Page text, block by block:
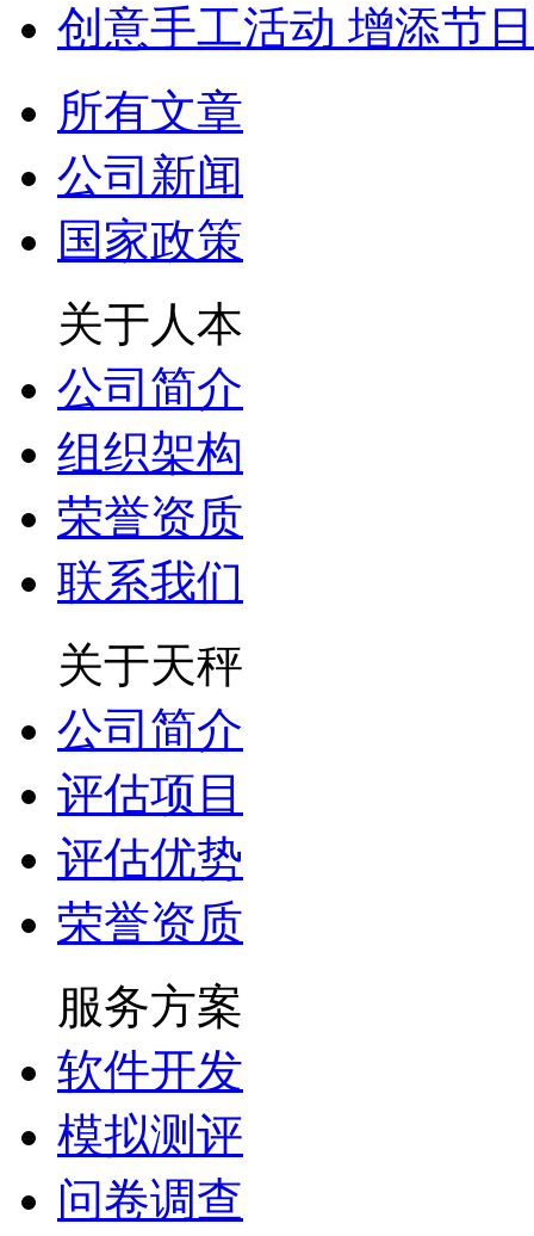
创意手工活动 增添节
所有文章
公司新闻
国家政策
关于人本
公司简介
组织架构
荣誉资质
联系我们
关于天秤
公司简介
评估项目
评估优势
荣誉资质
服务方案
软件开发
模拟测评
问卷调查